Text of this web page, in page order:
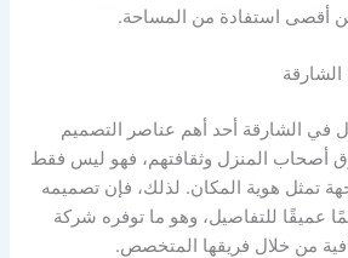
أقصى استفادة من المساحة.
في الشارقة أحد أهم عناصر التصميم
أصحاب المنزل وثقافتهم، فهو ليس فقط
تمثل هوية المكان. لذلك، فإن تصميمه
عميقًا للتفاصيل، وهو ما توفره شركة
من خلال فريقها المتخصص.